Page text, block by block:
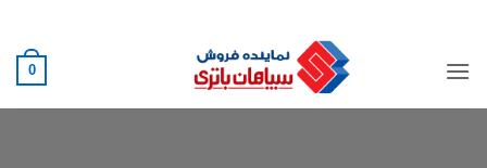
content
0